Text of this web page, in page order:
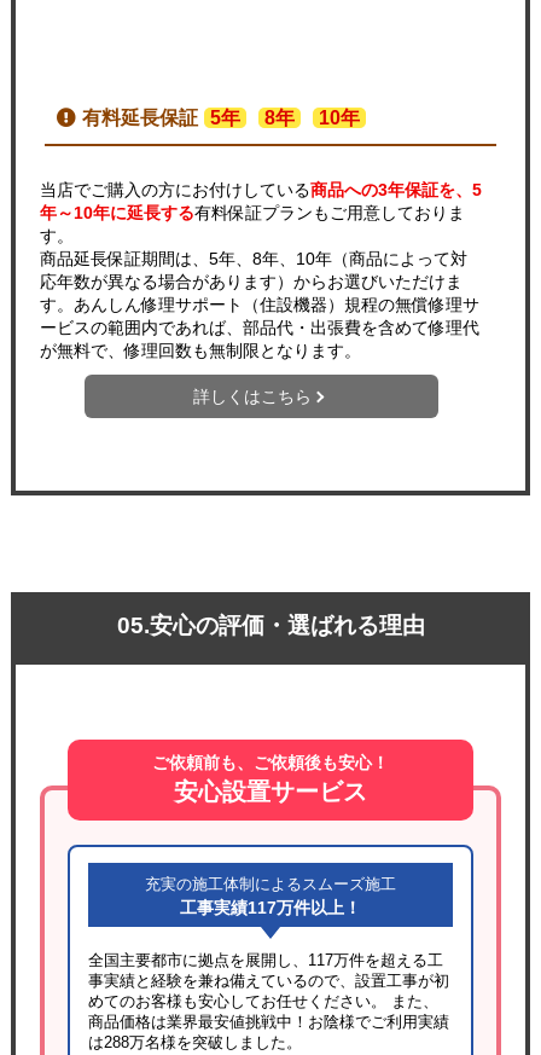
有料延長保証 5年 8年 10年
当店でご購入の方にお付けしている商品への3年保証を、5
年～10年に延長する有料保証プランもご用意しておりま
す。
商品延長保証期間は、5年、8年、10年（商品によって対
応年数が異なる場合があります）からお選びいただけま
す。あんしん修理サポート（住設機器）規程の無償修理サ
ービスの範囲内であれば、部品代・出張費を含めて修理代
が無料で、修理回数も無制限となります。
詳しくはこちら
05.安心の評価・選ばれる理由
ご依頼前も、ご依頼後も安心！
安心設置サービス
充実の施工体制によるスムーズ施工
工事実績117万件以上！
全国主要都市に拠点を展開し、117万件を超える工
事実績と経験を兼ね備えているので、設置工事が初
めてのお客様も安心してお任せください。 また、
商品価格は業界最安値挑戦中！お陰様でご利用実績
は288万名様を突破しました。